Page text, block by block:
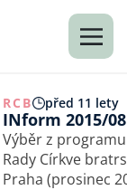
RCB před 11 lety
INform 2015/08
Výběr z
Rady Církve
Praha (prosinec 2015)